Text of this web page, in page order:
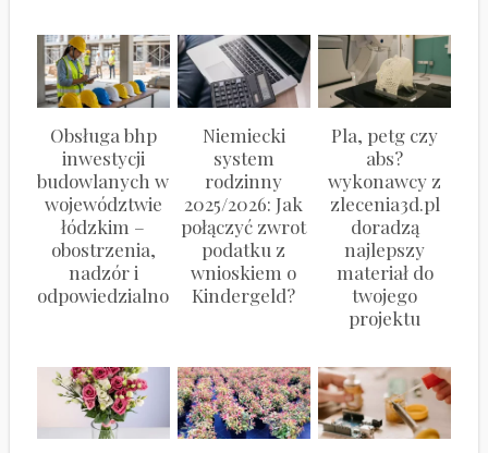
Obsługa bhp
inwestycji
budowlanych w
województwie
łódzkim –
obostrzenia,
nadzór i
odpowiedzialność
Niemiecki
system
rodzinny
2025/2026: Jak
połączyć zwrot
podatku z
wnioskiem o
Kindergeld?
Pla, petg czy
abs?
wykonawcy z
zlecenia3d.pl
doradzą
najlepszy
materiał do
twojego
projektu